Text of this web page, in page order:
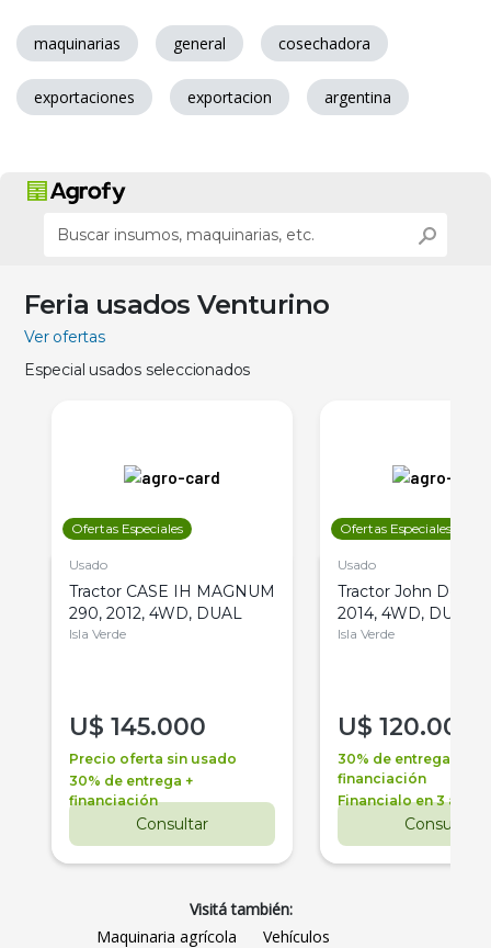
maquinarias general cosechadora
exportaciones exportacion argentina
Feria usados Venturino
Ver ofertas
Especial usados seleccionados
Ofertas Especiales
Usado
Tractor CASE IH MAGNUM
290, 2012, 4WD, DUAL
Isla Verde
U$ 145.000
Precio oferta sin usado
30% de entrega +
financiación
Consultar
Ofertas Especiales
Usado
Tractor John Deere
2014, 4WD, DUAL
Isla Verde
U$ 120.000
30% de entrega +
financiación
Financialo en 3 años
Consultar
Visitá también:
Maquinaria agrícola
Vehículos